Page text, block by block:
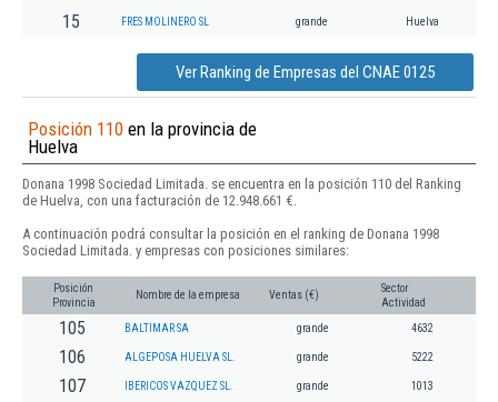
15 FRES MOLINERO SL grande Huelva
Ver Ranking de Empresas del CNAE 0125
Posición 110 en la provincia de
Huelva
Donana 1998 Sociedad Limitada. se encuentra en la posición 110 del Ranking
de Huelva, con una facturación de 12.948.661 €.
A continuación podrá consultar la posición en el ranking de Donana 1998
Sociedad Limitada. y empresas con posiciones similares:
Posición
Provincia
Nombre de la empresa Ventas (€)
Sector
Actividad
105 BALTIMAR SA grande 4632
106 ALGEPOSA HUELVA SL. grande 5222
107 IBERICOS VAZQUEZ SL. grande 1013